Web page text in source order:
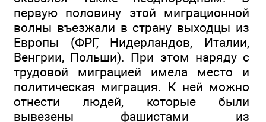
первую половину этой миграционной
волны въезжали в страну выходцы из
Европы (ФРГ, Нидерландов, Италии,
Венгрии, Польши). При этом наряду с
трудовой миграцией имела место и
политическая миграция. К ней можно
отнести людей, которые были
вывезены фашистами из